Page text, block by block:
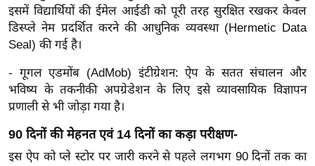
हि
त्य
ज
त
ऑ
व
र्ल्ड
इसमें विद्यार्थियों की ईमेल आईडी को पूरी तरह सुरक्षित रखकर केवल
डिस्प्ले नेम प्रदर्शित करने की आधुनिक व्यवस्था (Hermetic Data
Seal) की गई है।
- गूगल एडमोंब (AdMob) इंटीग्रेशन: ऐप के सतत संचालन और
भविष्य के तकनीकी अपग्रेडेशन के लिए इसे व्यावसायिक विज्ञापन
प्रणाली से भी जोड़ा गया है।
90 दिनों की मेहनत एवं 14 दिनों का कड़ा परीक्षण-
इस ऐप को प्ले स्टोर पर जारी करने से पहले लगभग 90 दिनों तक का